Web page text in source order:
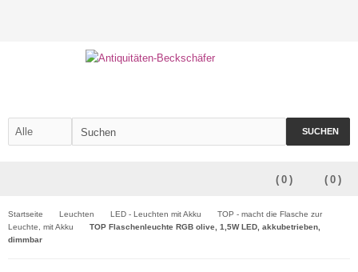
SUCHEN
( 0 )
( 0 )
Startseite Leuchten LED - Leuchten mit Akku
TOP - macht die Flasche zur
Leuchte, mit Akku
TOP Flaschenleuchte RGB olive, 1,5W LED, akkubetrieben,
dimmbar